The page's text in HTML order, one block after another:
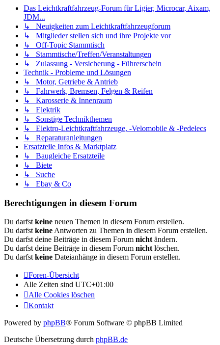
Das Leichtkraftfahrzeug-Forum für Ligier, Microcar, Aixam,
JDM...
↳ Neuigkeiten zum Leichtkraftfahrzeugforum
↳ Mitglieder stellen sich und ihre Projekte vor
↳ Off-Topic Stammtisch
↳ Stammtische/Treffen/Veranstaltungen
↳ Zulassung - Versicherung - Führerschein
Technik - Probleme und Lösungen
↳ Motor, Getriebe & Antrieb
↳ Fahrwerk, Bremsen, Felgen & Reifen
↳ Karosserie & Innenraum
↳ Elektrik
↳ Sonstige Technikthemen
↳ Elektro-Leichtkraftfahrzeuge, -Velomobile & -Pedelecs
↳ Reparaturanleitungen
Ersatzteile Infos & Marktplatz
↳ Baugleiche Ersatzteile
↳ Biete
↳ Suche
↳ Ebay & Co
Berechtigungen in diesem Forum
Du darfstkeine neuen Themen in diesem Forum erstellen.
Du darfstkeineAntworten zu Themen in diesem Forum erstellen.
Du darfst deine Beiträge in diesem Forum nichtändern.
Du darfst deine Beiträge in diesem Forum nichtlöschen.
Du darfstkeine Dateianhänge in diesem Forum erstellen.
Foren-Übersicht
Alle Zeiten sind UTC+01:00
Alle Cookies löschen
Kontakt
Powered by phpBB® Forum Software © phpBB Limited
Deutsche Übersetzung durch phpBB.de